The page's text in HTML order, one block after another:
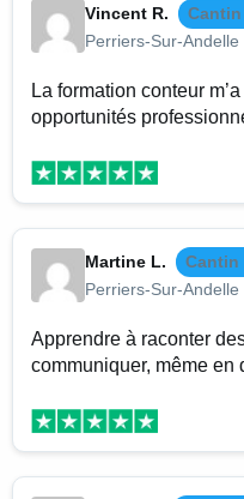
Vincent R.
Perriers-Sur-Andelle
La formation conteur
opportunités
Martine L.
Cantin
Perriers-Sur-Andelle
Apprendre à raconter
communiquer, même en